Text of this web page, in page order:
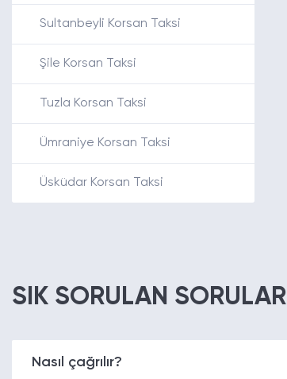
Sultanbeyli Korsan Taksi
Şile Korsan Taksi
Tuzla Korsan Taksi
Ümraniye Korsan Taksi
Üsküdar Korsan Taksi
SIK SORULAN SORULAR
Nasıl çağrılır?